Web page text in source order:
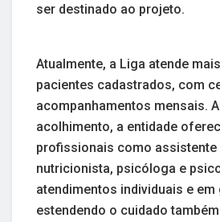
ser destinado ao projeto.
Atualmente, a Liga atende
pacientes cadastrados, com
acompanhamentos mensais.
acolhimento, a entidade
profissionais como assistente
nutricionista, psicóloga e
atendimentos individuais e em
estendendo o cuidado